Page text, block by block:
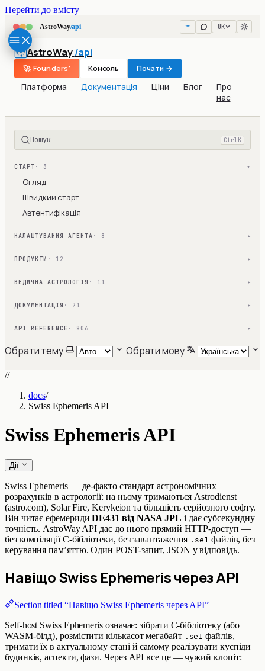
Перейти до вмісту
AstroWay/api UK
AstroWay/api
Платформа Документація Ціни Блог
Про
нас
🚀 Founders' Консоль Почати →
Пошук Ctrl K
СТАРТ · 3 ▾
Огляд
Швидкий старт
Автентифікація
НАЛАШТУВАННЯ АГЕНТА · 8 ▾
ПРОДУКТИ · 12 ▾
ВЕДИЧНА АСТРОЛОГІЯ · 11 ▾
ДОКУМЕНТАЦІЯ · 21 ▾
API REFERENCE · 806 ▾
Обрати тему Обрати мову
//
docs/
Swiss Ephemeris API
Swiss Ephemeris API
Дії
Swiss Ephemeris — де-факто стандарт астрономічних
розрахунків в астрології: на ньому тримаються Astrodienst
(astro.com), Solar Fire, Kerykeion та більшість серйозного софту.
Він читає ефемеридиDE431 від NASA JPL і дає субсекундну
точність. AstroWay API дає до нього прямий HTTP-доступ —
без компіляції C-бібліотеки, без завантаження .se1 файлів, без
керування пам’яттю. Один POST-запит, JSON у відповідь.
Навіщо Swiss Ephemeris через API
Section titled “Навіщо Swiss Ephemeris через API”
Self-host Swiss Ephemeris означає: зібрати C-бібліотеку (або
WASM-білд), розмістити кількасот мегабайт .se1 файлів,
тримати їх в актуальному стані й самому реалізувати куспіди
будинків, аспекти, фази. Через API все це — чужий клопіт: